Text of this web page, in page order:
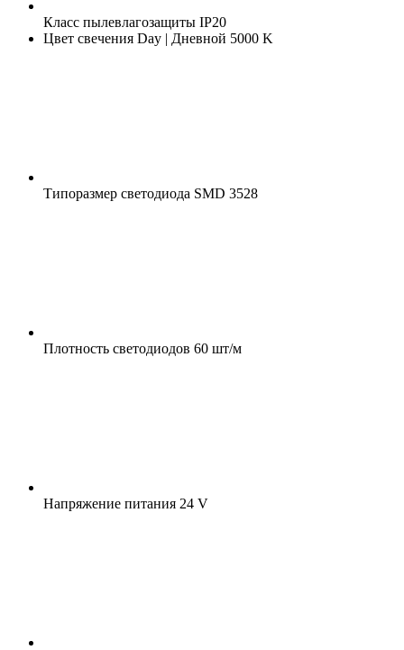
Класс пылевлагозащиты IP20
Цвет свечения Day | Дневной 5000 K
Типоразмер светодиода SMD 3528
Плотность светодиодов 60 шт/м
Напряжение питания 24 V